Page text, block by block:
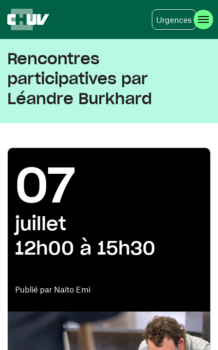
Urgences
Rencontres
participatives par
Léandre Burkhard
Publié par Naito Emi
07
juillet
12h00 à 15h30